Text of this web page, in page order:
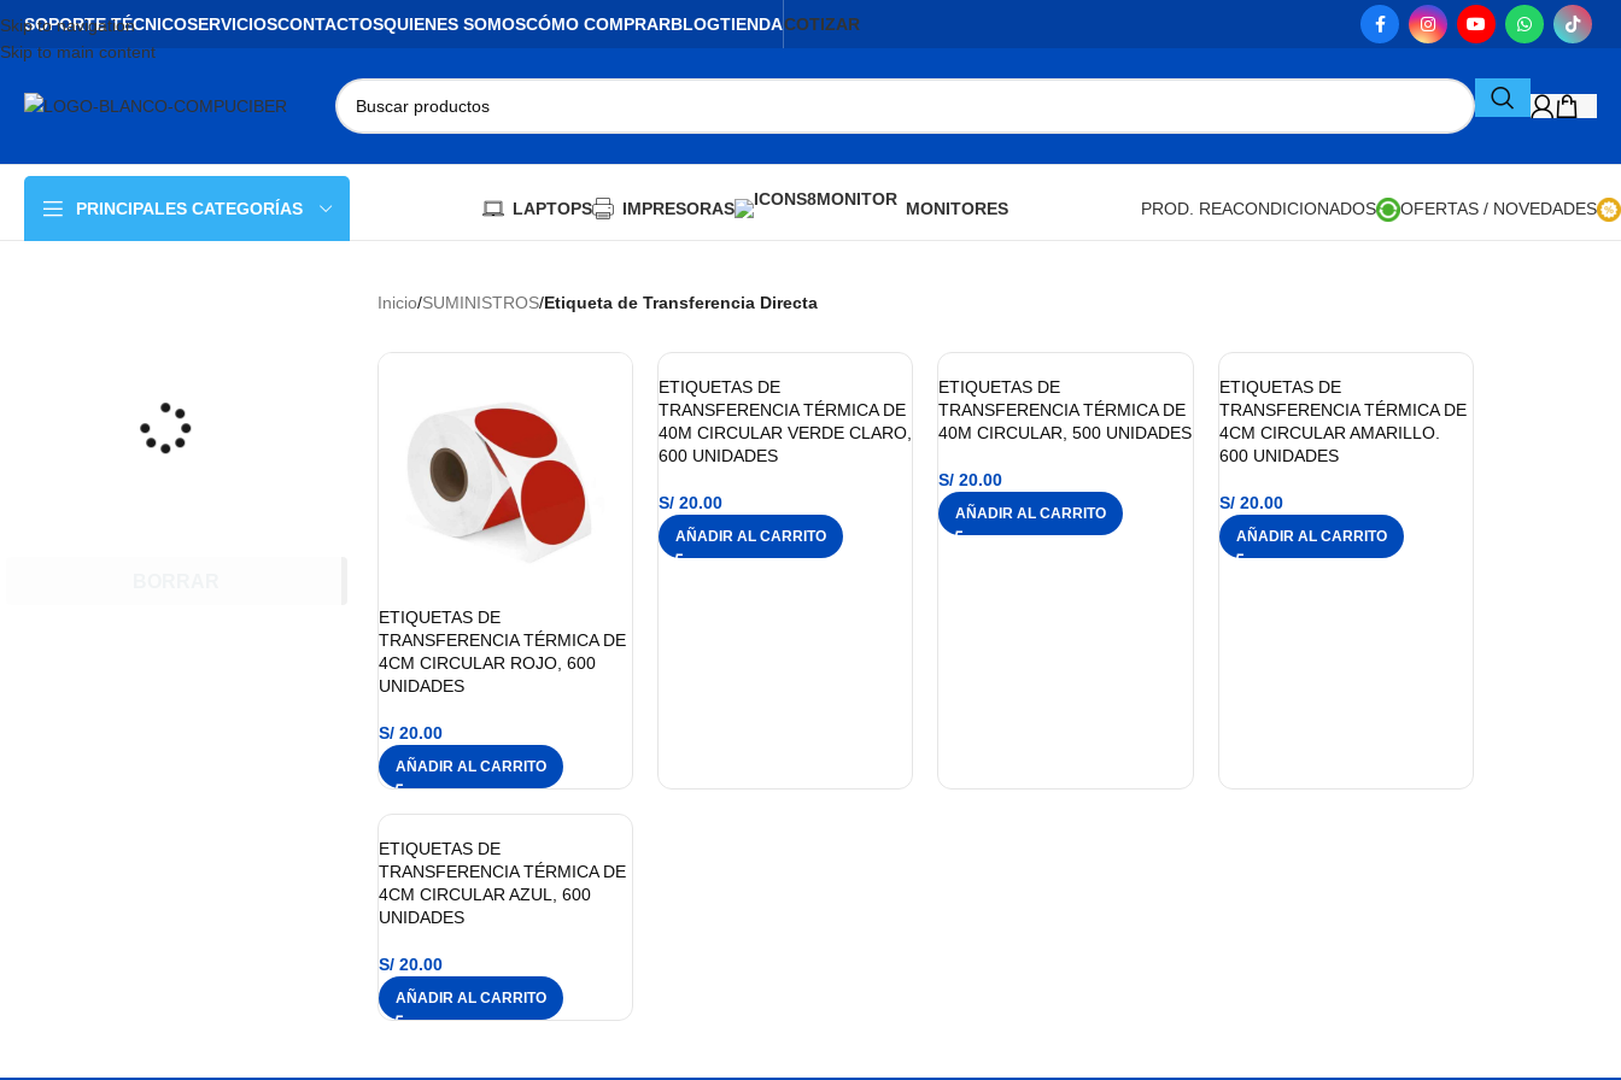
Skip to navigation
Skip to main content
SOPORTE TÉCNICOSERVICIOSCONTACTOSQUIENES SOMOSCÓMO COMPRARBLOGTIENDACOTIZAR
PRINCIPALES CATEGORÍAS LAPTOPS IMPRESORAS MONITORES PROD. REACONDICIONADOS OFERTAS / NOVEDADES
Inicio/SUMINISTROS/Etiqueta de Transferencia Directa
ETIQUETAS DE
TRANSFERENCIA TÉRMICA DE
4CM CIRCULAR ROJO, 600
UNIDADES
S/20.00
AÑADIR AL CARRITO
ETIQUETAS DE
TRANSFERENCIA TÉRMICA DE
40M CIRCULAR VERDE CLARO,
600 UNIDADES
S/ 20.00
AÑADIR AL CARRITO
ETIQUETAS DE
TRANSFERENCIA TÉRMICA DE
40M CIRCULAR, 500 UNIDADES
S/ 20.00
AÑADIR AL CARRITO
ETIQUETAS DE
TRANSFERENCIA TÉRMICA DE
4CM CIRCULAR AMARILLO.
600 UNIDADES
S/20.00
AÑADIR AL CARRITO
ETIQUETAS DE
TRANSFERENCIA TÉRMICA DE
4CM CIRCULAR AZUL, 600
UNIDADES
S/20.00
AÑADIR AL CARRITO